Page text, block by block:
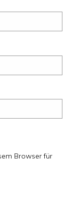
Browser für